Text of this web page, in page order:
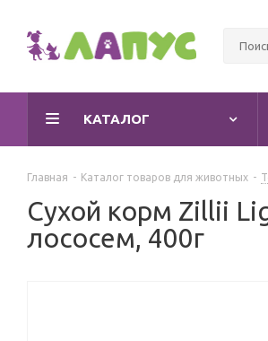
КАТАЛОГ
Главная - Каталог товаров для животных -
Сухой корм Zillii
лососем, 400г